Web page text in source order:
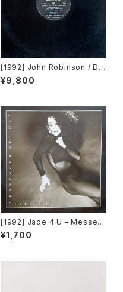
[1992] John Robinson / Dig
ital Volcano – Damnation /
Explosion [Avex Trax]
¥9,800
[1992] Jade 4 U – Messen
ger Of Love [Trance Missi
on]
¥1,700